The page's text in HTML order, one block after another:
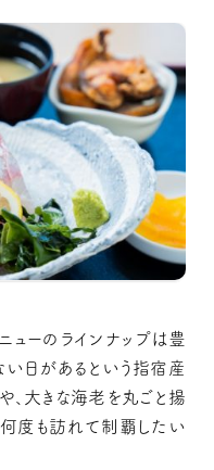
ューのラインナップは豊
い日があるという指宿産
、大きな海老を丸ごと揚
何度も訪れて制覇したい